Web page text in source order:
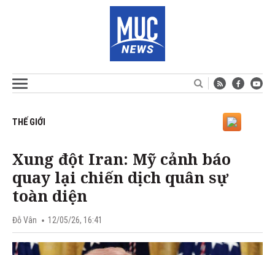
THẾ GIỚI
Xung đột Iran: Mỹ cảnh báo
quay lại chiến dịch quân sự
toàn diện
Đỗ Vân 12/05/26, 16:41